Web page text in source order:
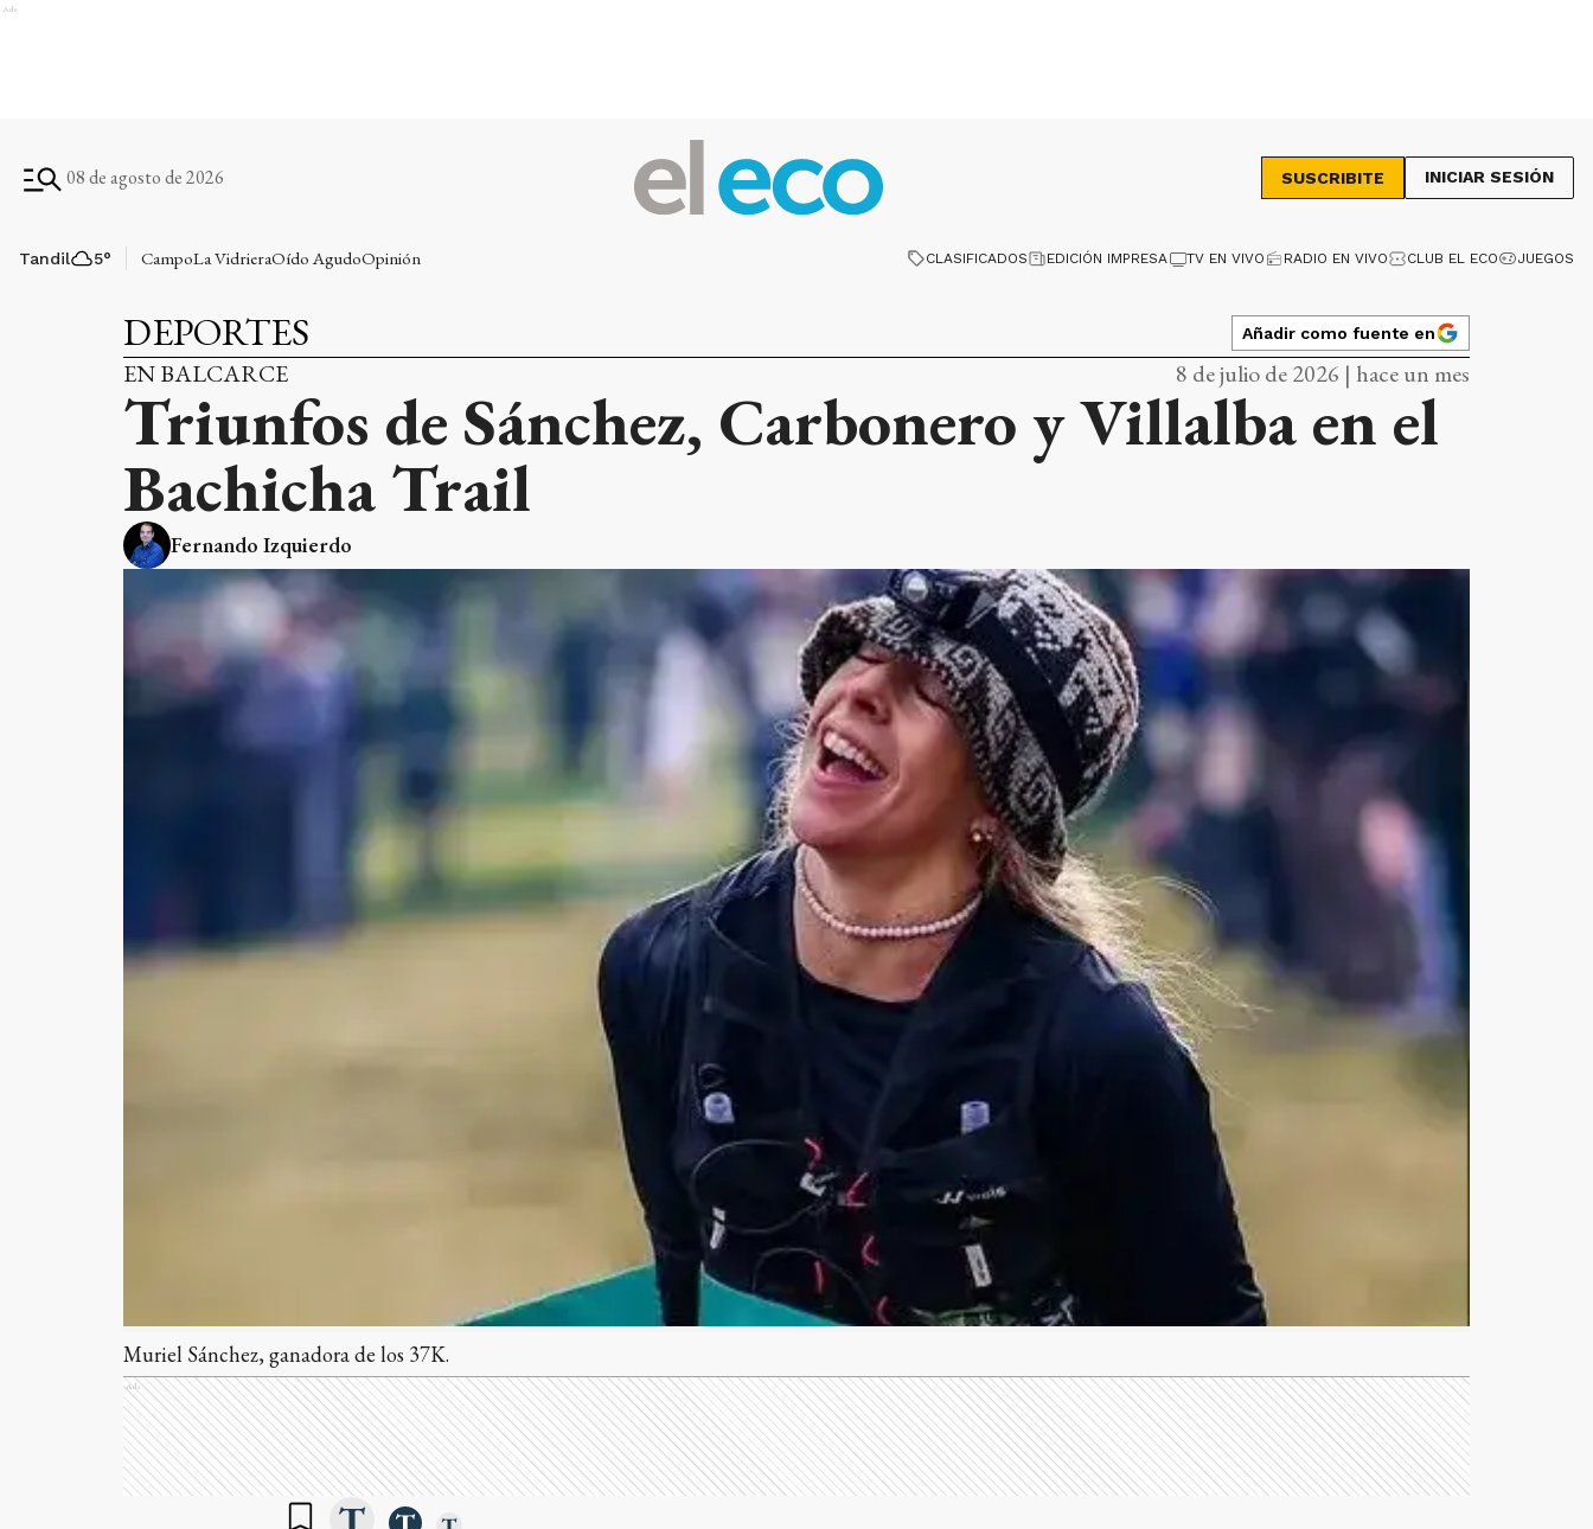
Ads
08 de agosto de 2026 SUSCRIBITE INICIAR SESIÓN
Tandil 5° CampoLa VidrieraOído AgudoOpinión CLASIFICADOS EDICIÓN IMPRESA TV EN VIVO RADIO EN VIVO CLUB EL ECO JUEGOS
DEPORTES Añadir como fuente en
EN BALCARCE 8 de julio de 2026 | hace un mes
Triunfos de Sánchez, Carbonero y Villalba en el
Bachicha Trail
Fernando Izquierdo
Muriel Sánchez, ganadora de los 37K.
Ads